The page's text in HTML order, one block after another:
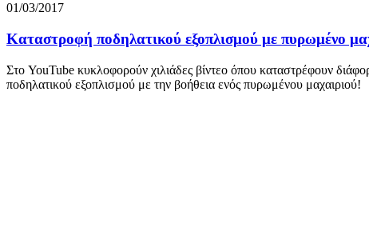
01/03/2017
Καταστροφή ποδηλατικού εξοπλισμού με πυρωμένο
Στο YouTube κυκλοφορούν χιλιάδες βίντεο όπου καταστρέφουν
ποδηλατικού εξοπλισμού με την βοήθεια ενός πυρωμένου μαχαιριού!